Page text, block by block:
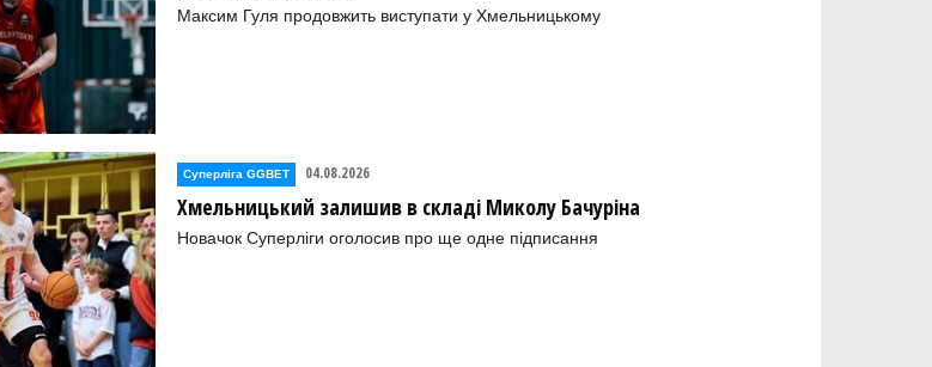
Максим Гуля продовжить виступати у Хмельницькому
Суперліга GGBET 04.08.2026
Хмельницький залишив в складі Миколу Бачуріна
Новачок Суперліги оголосив про ще одне підписання